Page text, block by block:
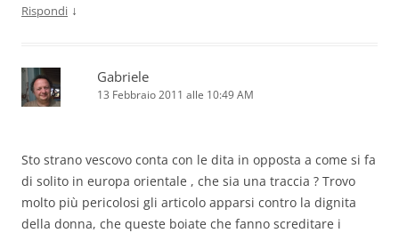
Rispondi ↓
Gabriele
13 Febbraio 2011 alle 10:49 AM
Sto strano vescovo conta con le dita in opposta a come si fa
di solito in europa orientale , che sia una traccia ? Trovo
molto più pericolosi gli articolo apparsi contro la dignita
della donna, che queste boiate che fanno screditare i